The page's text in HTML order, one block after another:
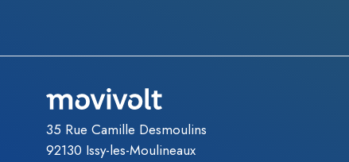
35 Rue Camille Desmoulins
92130 Issy-les-Moulineaux